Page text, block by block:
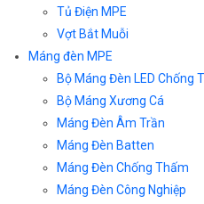
Tủ Điện MPE
Vợt Bắt Muỗi
Máng đèn MPE
Bộ Máng Đèn LED Chống
Bộ Máng Xương Cá
Máng Đèn Âm Trần
Máng Đèn Batten
Máng Đèn Chống Thấm
Máng Đèn Công Nghiệp